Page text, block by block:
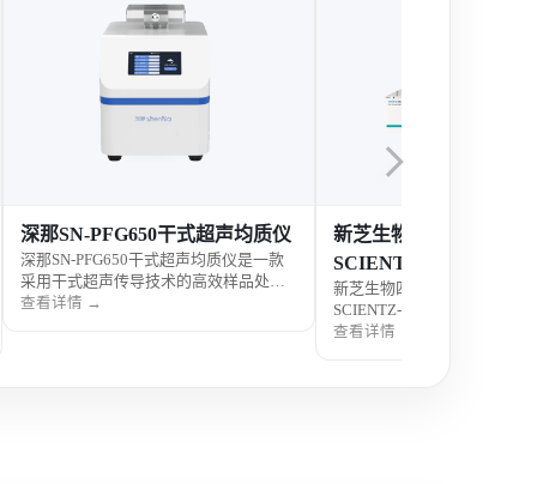
新芝生物 四通道高速分散均质机
SCIENTZ-60
新芝生物四通道高速分散均质机
SCIENTZ-60是一款面向科研与实验室应
骇思Lab实验室纯水机
系列
骇思Lab实验室纯水机LDE探
款面向科研与检测实验室的
制备设备，具备多级净化与
查看详情 →